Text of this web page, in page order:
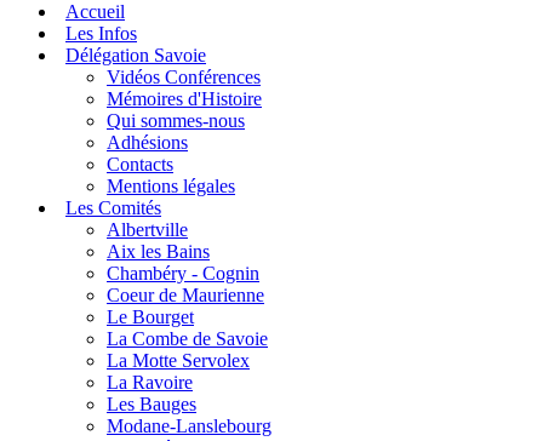
Accueil
Les Infos
Délégation Savoie
Vidéos Conférences
Mémoires d'Histoire
Qui sommes-nous
Adhésions
Contacts
Mentions légales
Les Comités
Albertville
Aix les Bains
Chambéry - Cognin
Coeur de Maurienne
Le Bourget
La Combe de Savoie
La Motte Servolex
La Ravoire
Les Bauges
Modane-Lanslebourg